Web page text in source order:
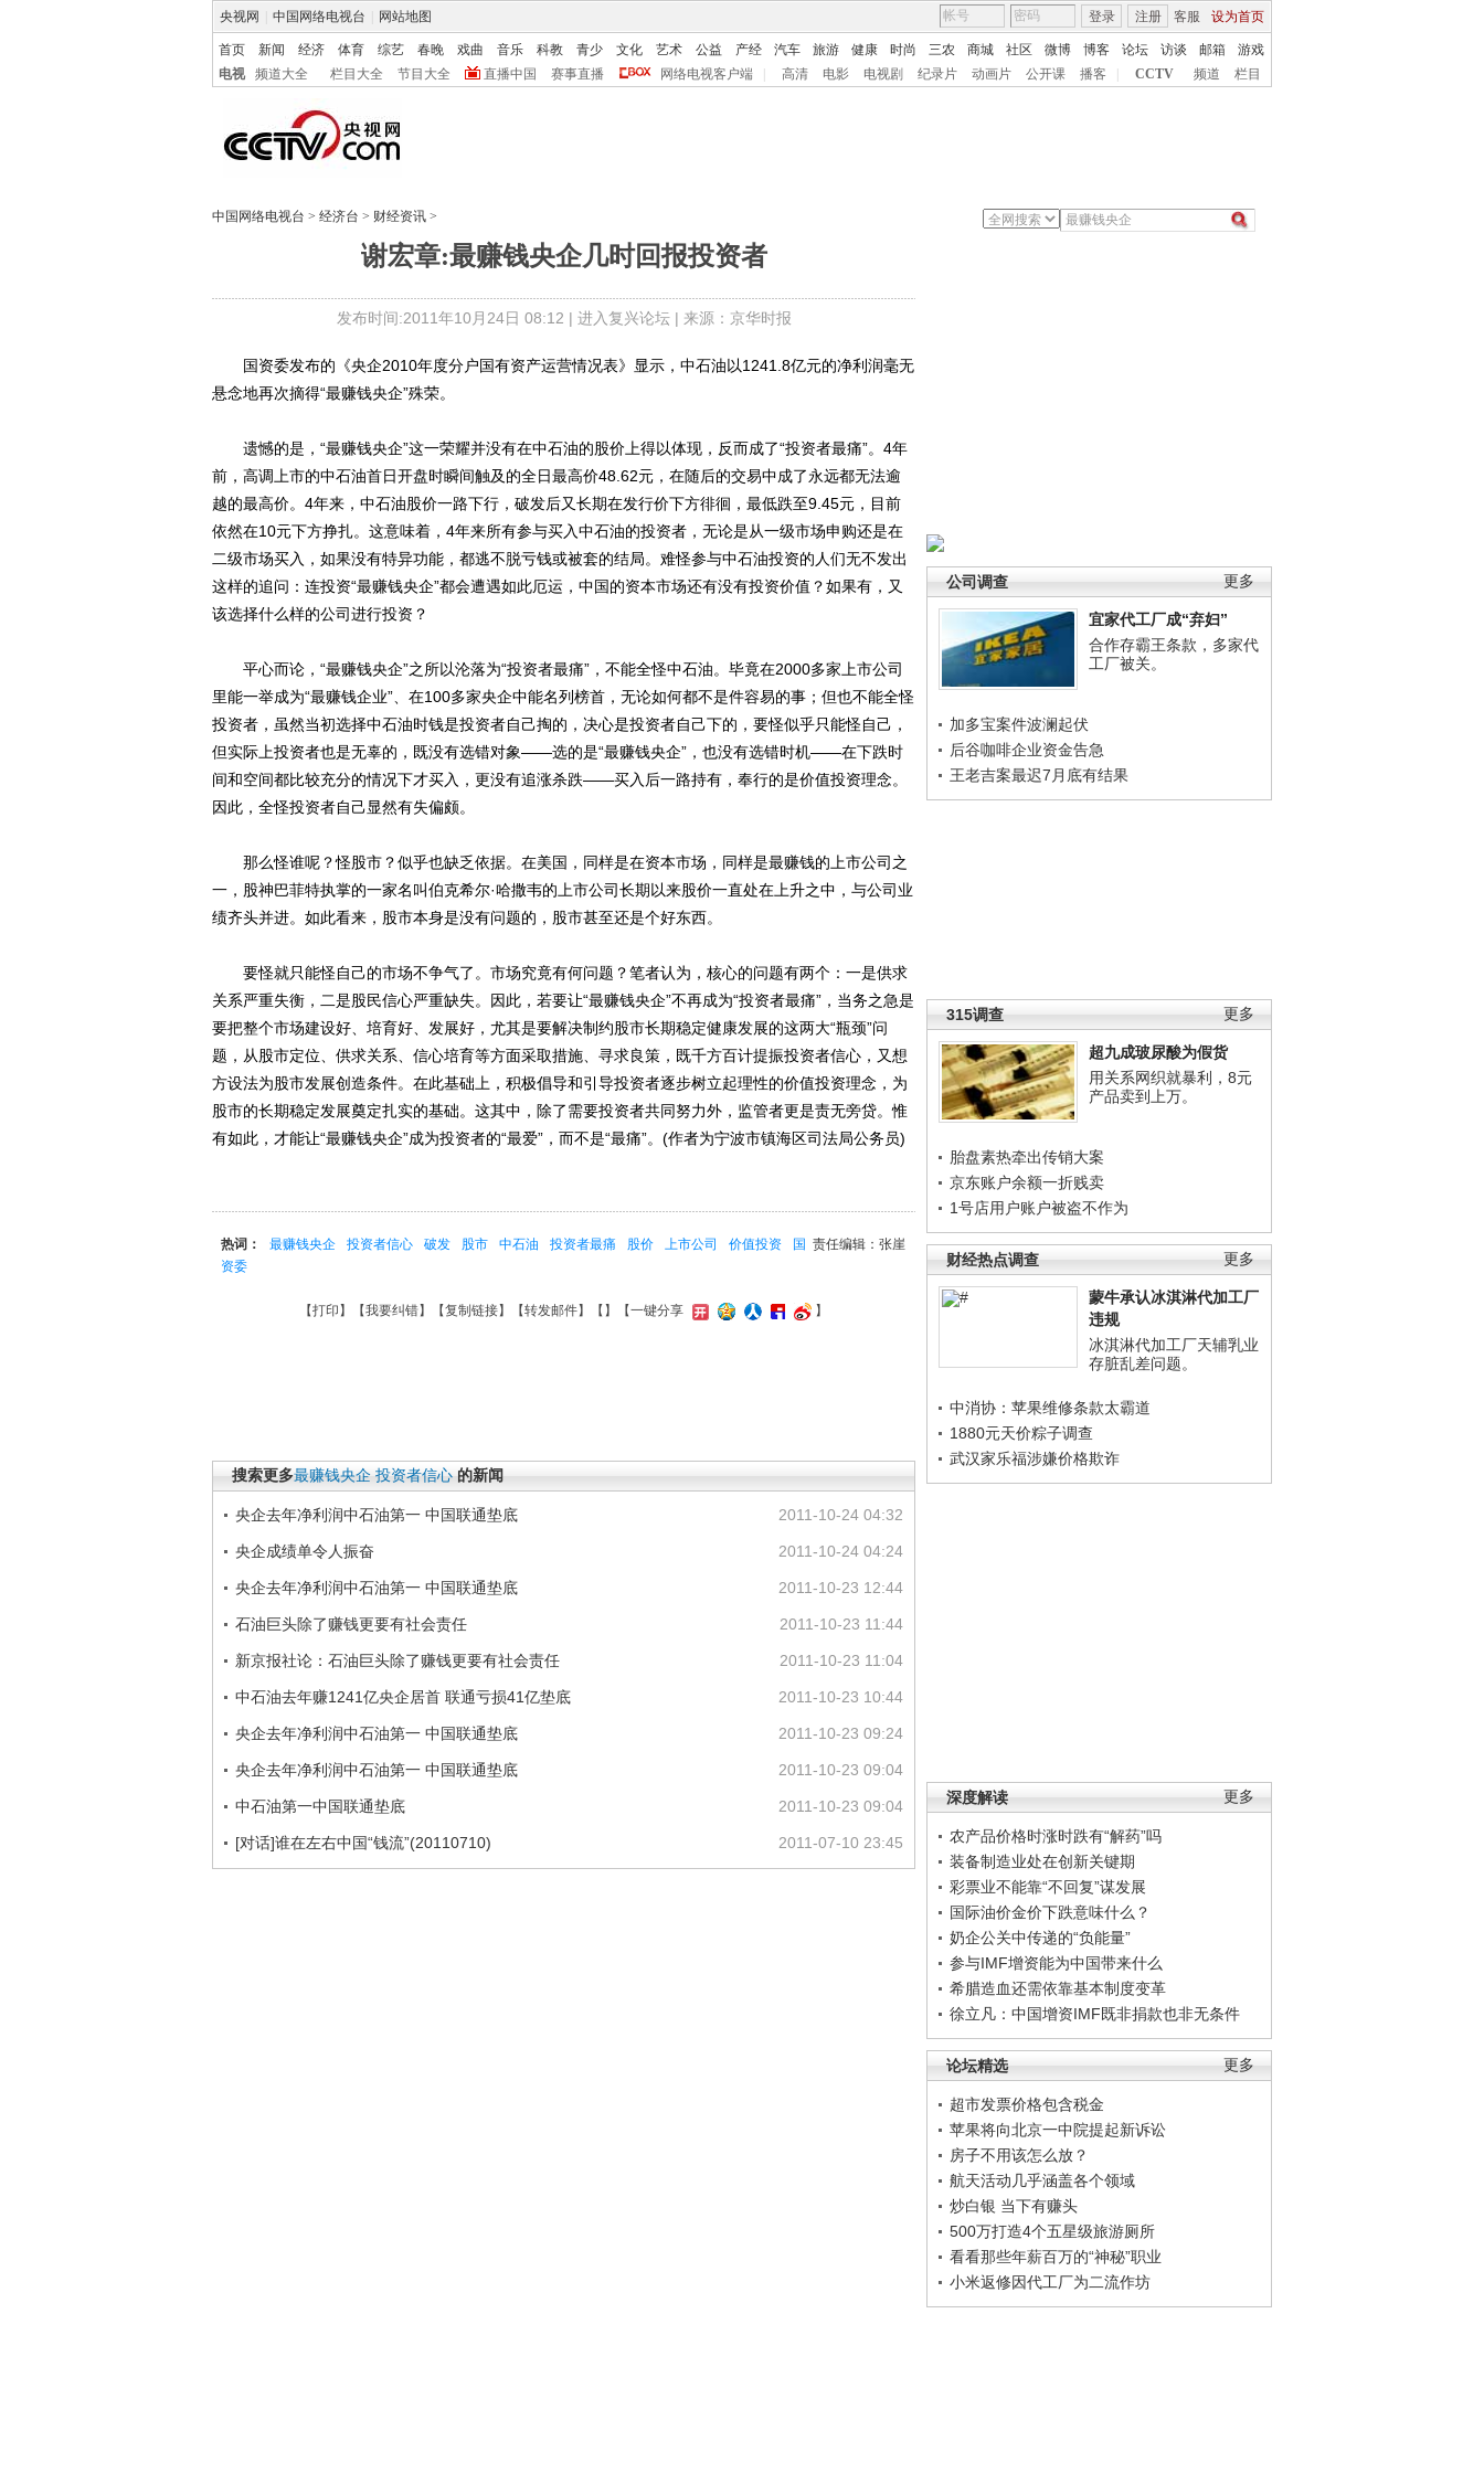
央视网 中国网络电视台 网站地图 客服 设为首页
登录 注册
首页 新闻 经济 体育 综艺 春晚 戏曲 音乐 科教 青少 文化 艺术 公益 产经 汽车 旅游 健康 时尚 三农 商城 社区 微博 博客 论坛 访谈 邮箱
游戏
电视
频道大全 栏目大全 节目大全 直播中国 赛事直播 网络电视客户端 高清 电影 电视剧 纪录片 动画片 公开课 播客 CCTV 频道 栏目
中国网络电视台 > 经济台 > 财经资讯 >
谢宏章:最赚钱央企几时回报投资者
发布时间:2011年10月24日 08:12 | 进入复兴论坛| 来源：京华时报
更多
公司调查
宜家代工厂成“弃妇”
合作存霸王条款，多家代
工厂被关。
加多宝案件波澜起伏
后谷咖啡企业资金告急
王老吉案最迟7月底有结果
更多
315调查
超九成玻尿酸为假货
用关系网织就暴利，8元
产品卖到上万。
胎盘素热牵出传销大案
京东账户余额一折贱卖
1号店用户账户被盗不作为
更多
财经热点调查
蒙牛承认冰淇淋代加工厂
违规
冰淇淋代加工厂天辅乳业
存脏乱差问题。
中消协：苹果维修条款太霸道
1880元天价粽子调查
武汉家乐福涉嫌价格欺诈
更多
深度解读
农产品价格时涨时跌有“解药”吗
装备制造业处在创新关键期
彩票业不能靠“不回复”谋发展
国际油价金价下跌意味什么？
奶企公关中传递的“负能量”
参与IMF增资能为中国带来什么
希腊造血还需依靠基本制度变革
徐立凡：中国增资IMF既非捐款也非无条件
更多
论坛精选
超市发票价格包含税金
苹果将向北京一中院提起新诉讼
房子不用该怎么放？
航天活动几乎涵盖各个领域
炒白银 当下有赚头
500万打造4个五星级旅游厕所
看看那些年薪百万的“神秘”职业
小米返修因代工厂为二流作坊
国资委发布的《央企2010年度分户国有资产运营情况表》显示，中石油以1241.8亿元的净利润毫无
悬念地再次摘得“最赚钱央企”殊荣。
遗憾的是，“最赚钱央企”这一荣耀并没有在中石油的股价上得以体现，反而成了“投资者最痛”。4年
前，高调上市的中石油首日开盘时瞬间触及的全日最高价48.62元，在随后的交易中成了永远都无法逾
越的最高价。4年来，中石油股价一路下行，破发后又长期在发行价下方徘徊，最低跌至9.45元，目前
依然在10元下方挣扎。这意味着，4年来所有参与买入中石油的投资者，无论是从一级市场申购还是在
二级市场买入，如果没有特异功能，都逃不脱亏钱或被套的结局。难怪参与中石油投资的人们无不发出
这样的追问：连投资“最赚钱央企”都会遭遇如此厄运，中国的资本市场还有没有投资价值？如果有，又
该选择什么样的公司进行投资？
平心而论，“最赚钱央企”之所以沦落为“投资者最痛”，不能全怪中石油。毕竟在2000多家上市公司
里能一举成为“最赚钱企业”、在100多家央企中能名列榜首，无论如何都不是件容易的事；但也不能全怪
投资者，虽然当初选择中石油时钱是投资者自己掏的，决心是投资者自己下的，要怪似乎只能怪自己，
但实际上投资者也是无辜的，既没有选错对象——选的是“最赚钱央企”，也没有选错时机——在下跌时
间和空间都比较充分的情况下才买入，更没有追涨杀跌——买入后一路持有，奉行的是价值投资理念。
因此，全怪投资者自己显然有失偏颇。
那么怪谁呢？怪股市？似乎也缺乏依据。在美国，同样是在资本市场，同样是最赚钱的上市公司之
一，股神巴菲特执掌的一家名叫伯克希尔·哈撒韦的上市公司长期以来股价一直处在上升之中，与公司业
绩齐头并进。如此看来，股市本身是没有问题的，股市甚至还是个好东西。
要怪就只能怪自己的市场不争气了。市场究竟有何问题？笔者认为，核心的问题有两个：一是供求
关系严重失衡，二是股民信心严重缺失。因此，若要让“最赚钱央企”不再成为“投资者最痛”，当务之急是
要把整个市场建设好、培育好、发展好，尤其是要解决制约股市长期稳定健康发展的这两大“瓶颈”问
题，从股市定位、供求关系、信心培育等方面采取措施、寻求良策，既千方百计提振投资者信心，又想
方设法为股市发展创造条件。在此基础上，积极倡导和引导投资者逐步树立起理性的价值投资理念，为
股市的长期稳定发展奠定扎实的基础。这其中，除了需要投资者共同努力外，监管者更是责无旁贷。惟
有如此，才能让“最赚钱央企”成为投资者的“最爱”，而不是“最痛”。(作者为宁波市镇海区司法局公务员)
责任编辑：张崖
热词： 最赚钱央企 投资者信心 破发 股市 中石油 投资者最痛 股价 上市公司 价值投资
国
资委
【打印 】【我要纠错】【复制链接】【转发邮件】【 】 【一键分享 】
搜索更多最赚钱央企 投资者信心 的新闻
2011-10-24 04:32
央企去年净利润中石油第一 中国联通垫底
2011-10-24 04:24
央企成绩单令人振奋
2011-10-23 12:44
央企去年净利润中石油第一 中国联通垫底
2011-10-23 11:44
石油巨头除了赚钱更要有社会责任
2011-10-23 11:04
新京报社论：石油巨头除了赚钱更要有社会责任
2011-10-23 10:44
中石油去年赚1241亿央企居首 联通亏损41亿垫底
2011-10-23 09:24
央企去年净利润中石油第一 中国联通垫底
2011-10-23 09:04
央企去年净利润中石油第一 中国联通垫底
2011-10-23 09:04
中石油第一中国联通垫底
2011-07-10 23:45
[对话]谁在左右中国“钱流”(20110710)